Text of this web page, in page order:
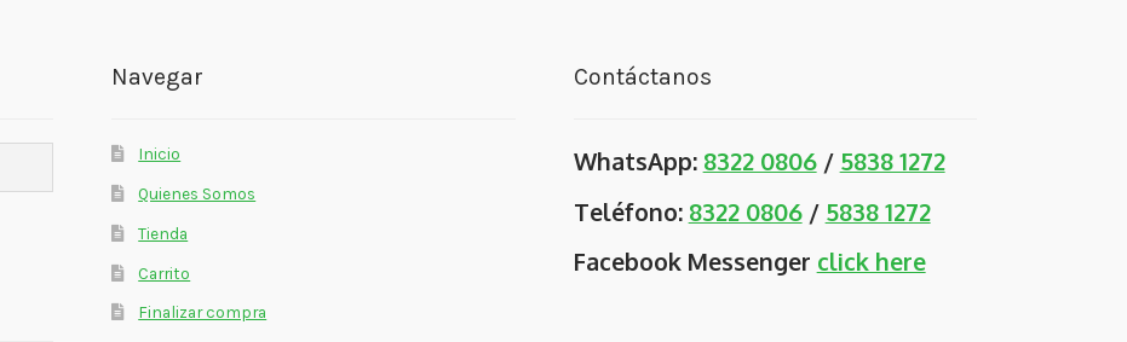
Navegar
Inicio
Quienes Somos
Tienda
Carrito
Finalizar compra
Contáctanos
WhatsApp: 8322 0806/ 5838 1272
Teléfono: 8322 0806/ 5838 1272
Facebook Messenger click here